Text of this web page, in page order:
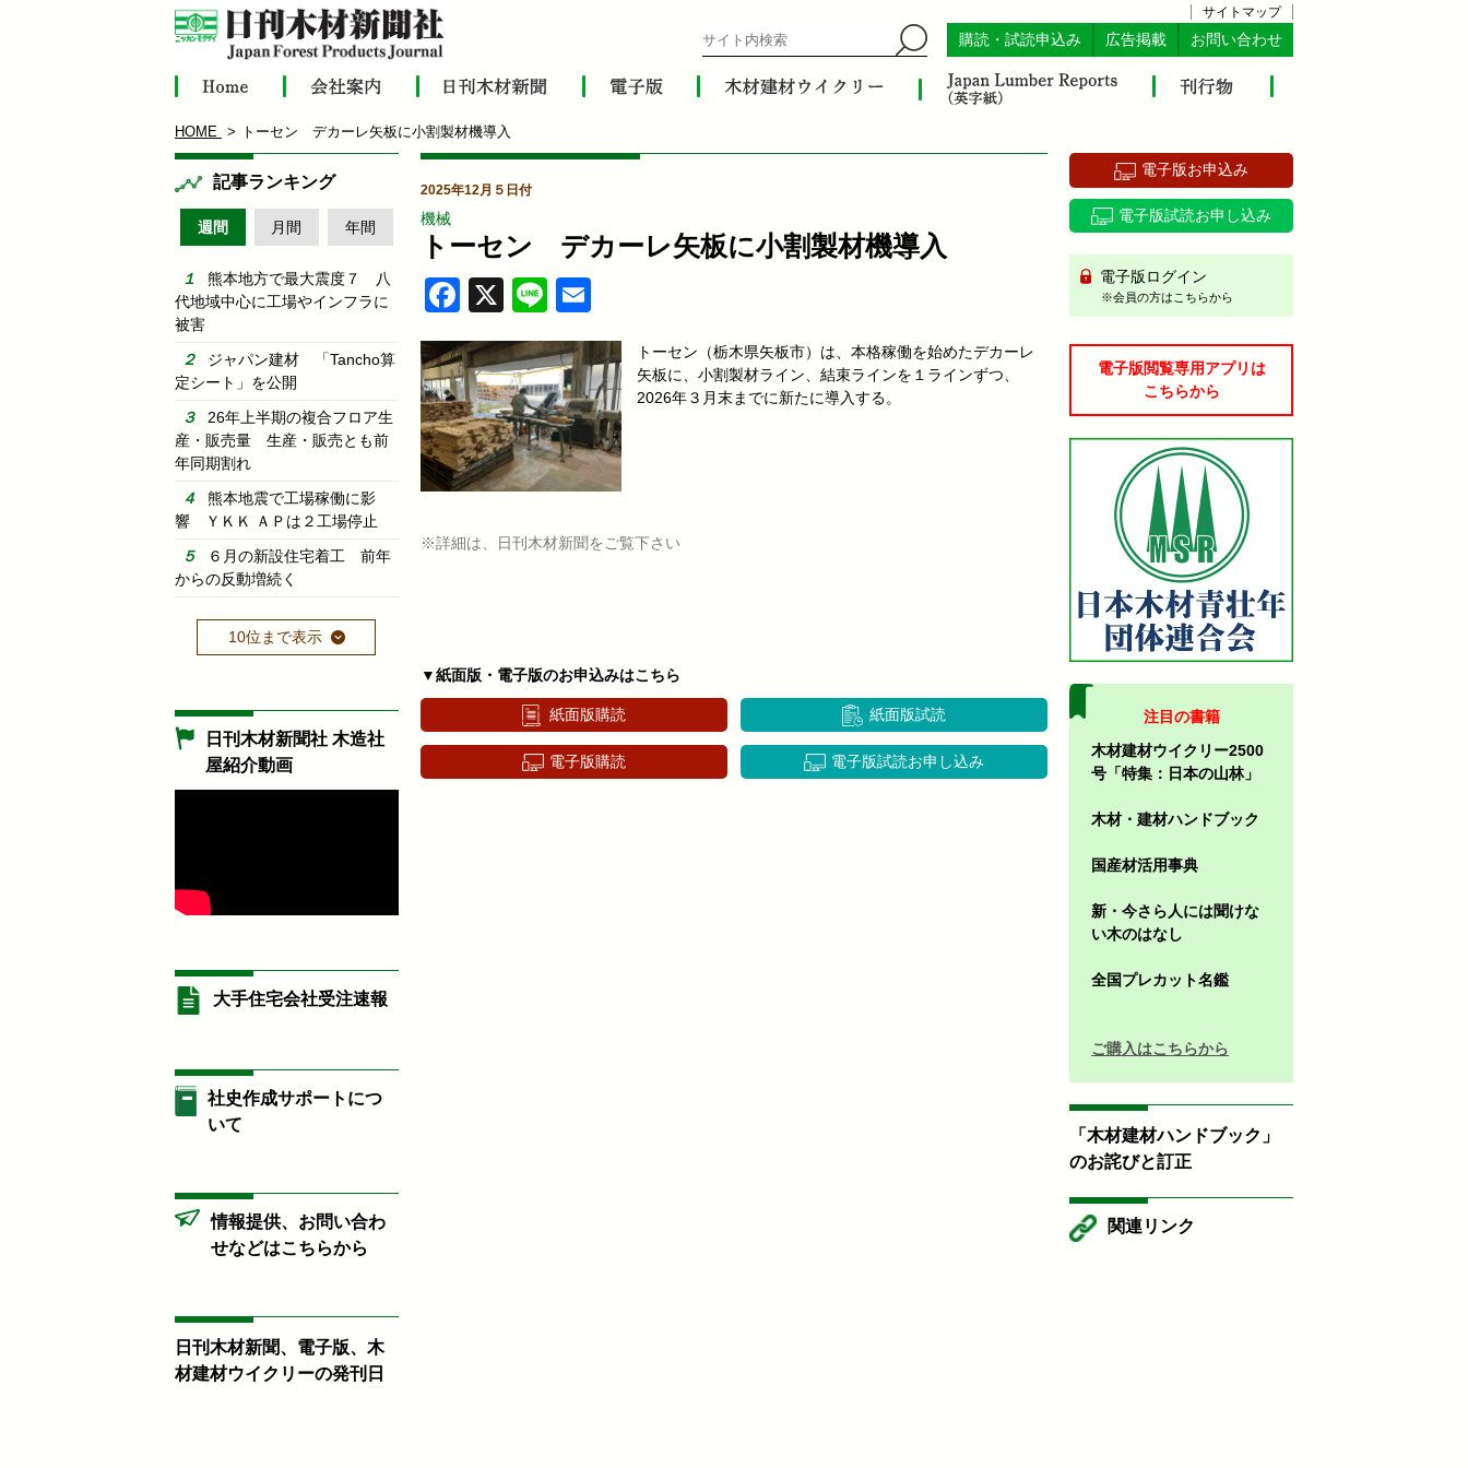
サイトマップ
購読・試読申込み 広告掲載 お問い合わせ
HOME トーセン デカーレ矢板に小割製材機導入
2025年12月５日付
機械
トーセン デカーレ矢板に小割製材機導入
Facebook
X Line
トーセン（栃木県矢板市）は、本格稼働を始めたデカーレ
矢板に、小割製材ライン、結束ラインを１ラインずつ、
2026年３月末までに新たに導入する。
※詳細は、日刊木材新聞をご覧下さい
▼紙面版・電子版のお申込みはこちら
紙面版購読 紙面版試読
電子版購読 電子版試読お申し込み
記事ランキング
週間 月間 年間
熊本地方で最大震度７ 八
代地域中心に工場やインフラに
被害
ジャパン建材 「Tancho算
定シート」を公開
26年上半期の複合フロア生
産・販売量 生産・販売とも前
年同期割れ
熊本地震で工場稼働に影
響 ＹＫＫ ＡＰは２工場停止
６月の新設住宅着工 前年
からの反動増続く
10位まで表示
日刊木材新聞社 木造社
屋紹介動画
大手住宅会社受注速報
社史作成サポートにつ
いて
情報提供、お問い合わ
せなどはこちらから
日刊木材新聞、電子版、木
材建材ウイクリーの発刊日
電子版お申込み
電子版試読お申し込み
電子版ログイン
※会員の方はこちらから
電子版閲覧専用アプリは
こちらから
注目の書籍
木材建材ウイクリー2500
号「特集：日本の山林」
木材・建材ハンドブック
国産材活用事典
新・今さら人には聞けな
い木のはなし
全国プレカット名鑑
ご購入はこちらから
「木材建材ハンドブック」
のお詫びと訂正
関連リンク